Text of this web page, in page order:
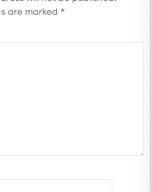
are marked *